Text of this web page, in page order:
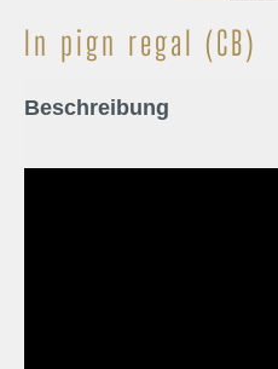
In pign regal (CB)
Beschreibung